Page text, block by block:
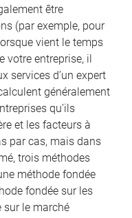
être
(par exemple, pour
vient le temps
votre entreprise, il
services d’un expert
généralement
qu’ils
et les facteurs à
par cas, mais dans
trois méthodes
méthode fondée
fondée sur les
sur le marché